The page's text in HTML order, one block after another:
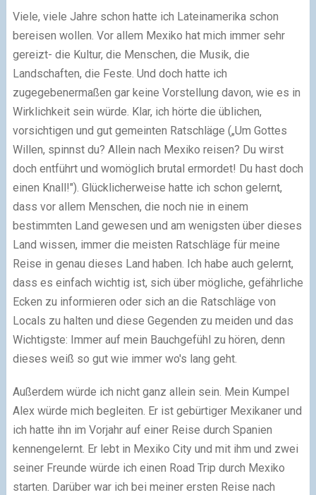
Viele, viele Jahre schon hatte ich Lateinamerika schon
bereisen wollen. Vor allem Mexiko hat mich immer sehr
gereizt- die Kultur, die Menschen, die Musik, die
Landschaften, die Feste. Und doch hatte ich
zugegebenermaßen gar keine Vorstellung davon, wie es in
Wirklichkeit sein würde. Klar, ich hörte die üblichen,
vorsichtigen und gut gemeinten Ratschläge („Um Gottes
Willen, spinnst du? Allein nach Mexiko reisen? Du wirst
doch entführt und womöglich brutal ermordet! Du hast doch
einen Knall!"). Glücklicherweise hatte ich schon gelernt,
dass vor allem Menschen, die noch nie in einem
bestimmten Land gewesen und am wenigsten über dieses
Land wissen, immer die meisten Ratschläge für meine
Reise in genau dieses Land haben. Ich habe auch gelernt,
dass es einfach wichtig ist, sich über mögliche, gefährliche
Ecken zu informieren oder sich an die Ratschläge von
Locals zu halten und diese Gegenden zu meiden und das
Wichtigste: Immer auf mein Bauchgefühl zu hören, denn
dieses weiß so gut wie immer wo's lang geht.
Außerdem würde ich nicht ganz allein sein. Mein Kumpel
Alex würde mich begleiten. Er ist gebürtiger Mexikaner und
ich hatte ihn im Vorjahr auf einer Reise durch Spanien
kennengelernt. Er lebt in Mexiko City und mit ihm und zwei
seiner Freunde würde ich einen Road Trip durch Mexiko
starten. Darüber war ich bei meiner ersten Reise nach